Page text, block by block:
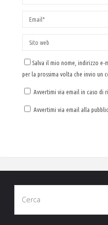
Salva il mio nome, indirizzo e-
per la prossima volta che invio un
Avvertimi via email in caso di
Avvertimi via email alla